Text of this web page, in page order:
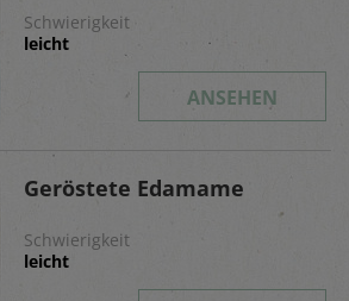
Schwierigkeit
leicht
ANSEHEN
Geröstete Edamame
Schwierigkeit
leicht